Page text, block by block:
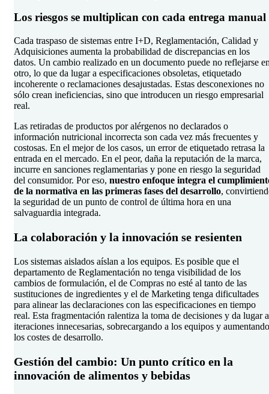
Los riesgos se multiplican con cada entrega manual
Cada traspaso de sistemas entre I+D, Reglamentación, Calidad y
Adquisiciones aumenta la probabilidad de discrepancias en los
datos. Un cambio realizado en un documento puede no reflejarse
otro, lo que da lugar a especificaciones obsoletas, etiquetado
incoherente o reclamaciones desajustadas. Estas desconexiones no
sólo crean ineficiencias, sino que introducen un riesgo empresarial
real.
Las retiradas de productos por alérgenos no declarados o
información nutricional incorrecta son cada vez más frecuentes y
costosas. En el mejor de los casos, un error de etiquetado retrasa la
entrada en el mercado. En el peor, daña la reputación de la marca,
incurre en sanciones reglamentarias y pone en riesgo la seguridad
del consumidor. Por eso, nuestro enfoque integra el
de la normativa en las primeras fases del desarrollo,
la seguridad de un punto de control de última hora en una
salvaguardia integrada.
La colaboración y la innovación se resienten
Los sistemas aislados aíslan a los equipos. Es posible que el
departamento de Reglamentación no tenga visibilidad de los
cambios de formulación, el de Compras no esté al tanto de las
sustituciones de ingredientes y el de Marketing tenga dificultades
para alinear las declaraciones con las especificaciones en tiempo
real. Esta fragmentación ralentiza la toma de decisiones y da lugar a
iteraciones innecesarias, sobrecargando a los equipos y aumentando
los costes de desarrollo.
Gestión del cambio: Un punto crítico en la
innovación de alimentos y bebidas